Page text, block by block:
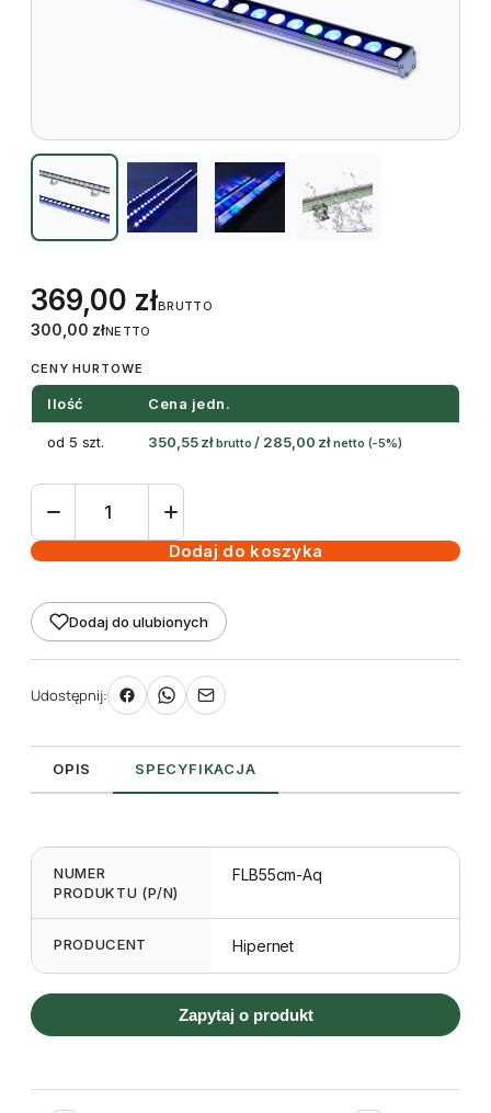
369,00 złBRUTTO
300,00 złNETTO
CENY HURTOWE
Ilość Cena jedn.
od 5 szt. 350,55zł brutto / 285,00 zł netto (-5%)
ilość
Aquarium
BAR
18x3W
Dodaj do koszyka
Dodaj do ulubionych
Udostępnij:
OPIS SPECYFIKACJA
NUMER
PRODUKTU (P/N)
FLB55cm-Aq
PRODUCENT Hipernet
Zapytaj o produkt